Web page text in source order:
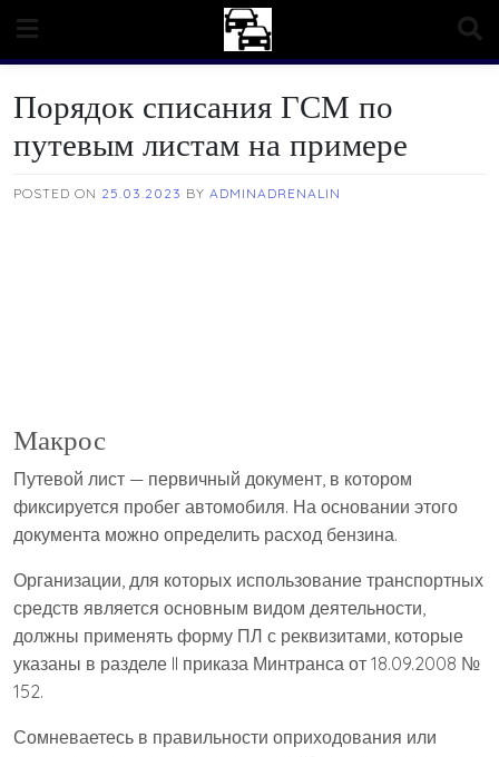
content
Порядок списания ГСМ по
путевым листам на примере
POSTED ON 25.03.2023 BY ADMINADRENALIN
Макрос
Путевой лист — первичный документ, в котором
фиксируется пробег автомобиля. На основании этого
документа можно определить расход бензина.
Организации, для которых использование транспортных
средств является основным видом деятельности,
должны применять форму ПЛ с реквизитами, которые
указаны в разделе II приказа Минтранса от 18.09.2008 №
152.
Сомневаетесь в правильности оприходования или